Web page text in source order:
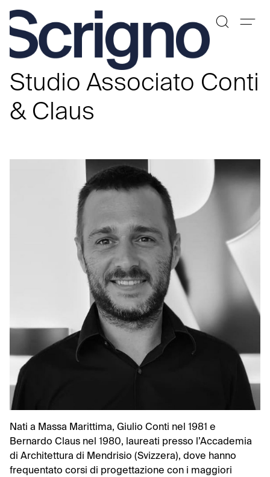
Vai
contenuto
Studio Associato Conti
& Claus
Nati a Massa Marittima, Giulio Conti nel 1981 e
Bernardo Claus nel 1980, laureati presso l’Accademia
di Architettura di Mendrisio (Svizzera), dove hanno
frequentato corsi di progettazione con i maggiori